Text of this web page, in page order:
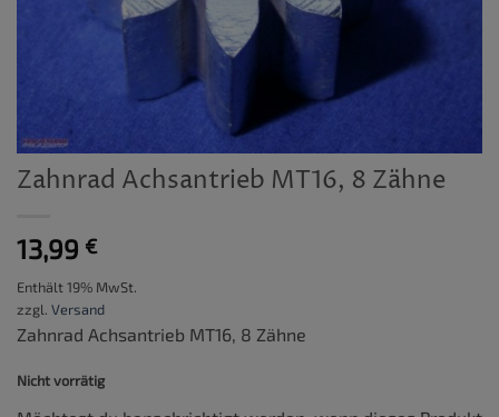
Zahnrad Achsantrieb MT16, 8 Zähne
13,99 €
Enthält 19% MwSt.
zzgl. Versand
Zahnrad Achsantrieb MT16, 8 Zähne
Nicht vorrätig